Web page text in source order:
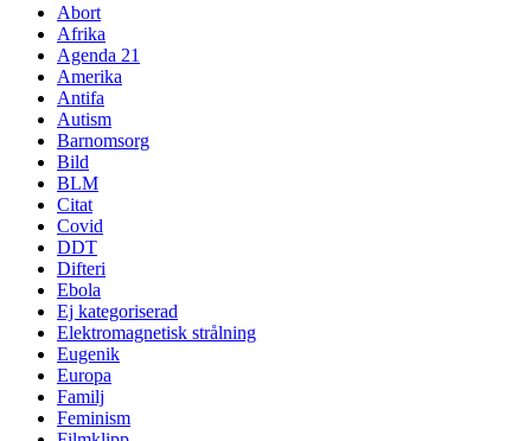
Abort
Afrika
Agenda 21
Amerika
Antifa
Autism
Barnomsorg
Bild
BLM
Citat
Covid
DDT
Difteri
Ebola
Ej kategoriserad
Elektromagnetisk strålning
Eugenik
Europa
Familj
Feminism